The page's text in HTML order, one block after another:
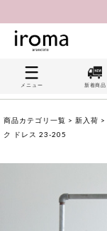
メニュー 新着商品
商品カテゴリ一覧 > 新入荷 >
ク ドレス 23-205